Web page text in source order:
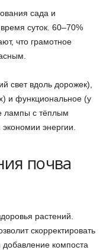
сада и
суток. 60–70%
что грамотное
свет вдоль дорожек),
и функциональное (у
лампы с тёплым
энергии.
почва
растений.
скорректировать
добавление компоста